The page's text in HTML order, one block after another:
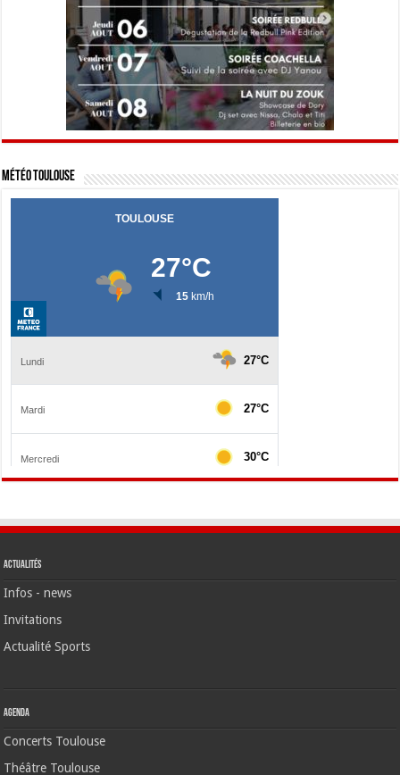
Météo Toulouse
Actualités
Infos - news
Invitations
Actualité Sports
Agenda
Concerts Toulouse
Théâtre Toulouse